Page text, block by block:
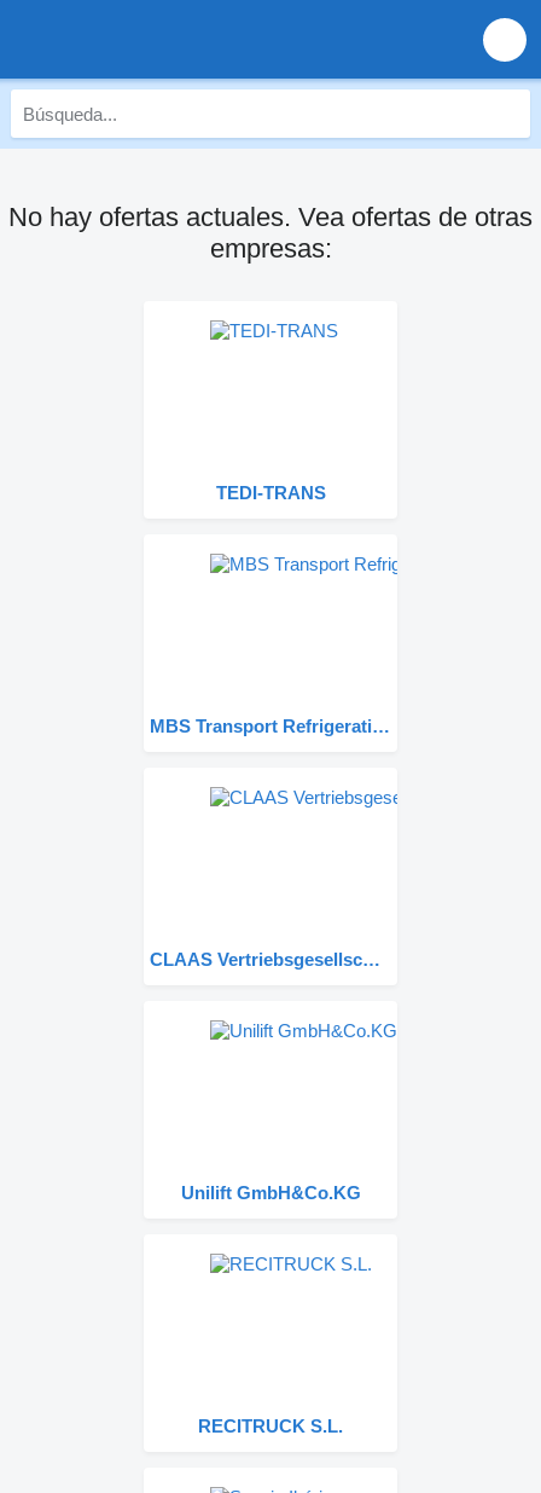
No hay ofertas actuales. Vea ofertas de otras
empresas:
TEDI-TRANS
MBS Transport Refrigeration Ltd
CLAAS Vertriebsgesellschaft mbH FIRST CLAAS USED Center
Unilift GmbH&Co.KG
RECITRUCK S.L.